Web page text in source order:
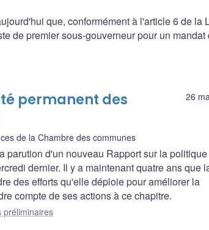
que, conformément à l'article 6 de la
de premier sous-gouverneur pour un mandat
26
permanent des
de la Chambre des communes
parution d'un nouveau Rapport sur la politique
dernier. Il y a maintenant quatre ans que
des efforts qu'elle déploie pour améliorer la
compte de ses actions à ce chapitre.
préliminaires